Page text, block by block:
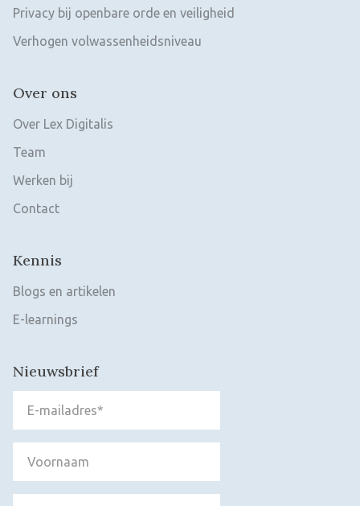
Privacy bij openbare orde en veiligheid
Verhogen volwassenheidsniveau
Over ons
Over Lex Digitalis
Team
Werken bij
Contact
Kennis
Blogs en artikelen
E-learnings
Nieuwsbrief